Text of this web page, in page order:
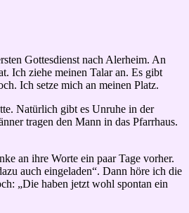
Gottesdienst nach Alerheim. An
Ich ziehe meinen Talar an. Es gibt
Ich setze mich an meinen Platz.
Natürlich gibt es Unruhe in der
tragen den Mann in das Pfarrhaus.
an ihre Worte ein paar Tage vorher.
auch eingeladen“. Dann höre ich die
„Die haben jetzt wohl spontan ein